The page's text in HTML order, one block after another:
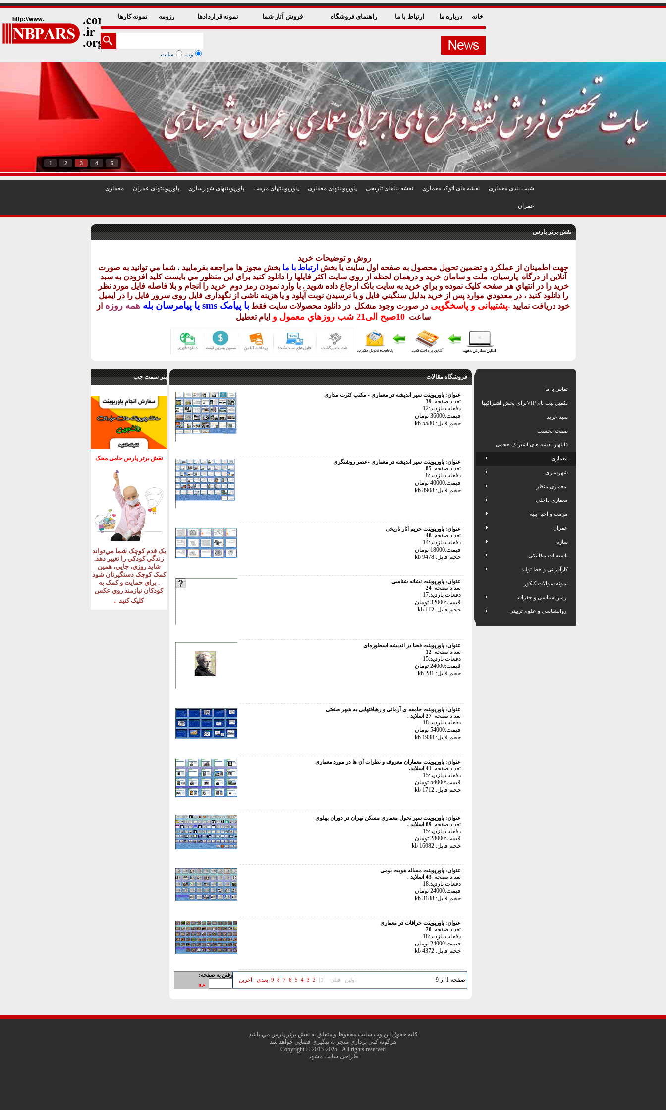
خانه درباره ما ارتباط با ما راهنمای فروشگاه فروش آثار شما نمونه قراردادها رزومه نمونه کارها
وب سایت
1 2 3 4 5
شيت بندی معماری نقشه های اتوکد معماری نقشه بناهای تاريخی پاورپوينتهای معماری پاورپوينتهای مرمت پاورپوينتهای شهرسازی پاورپوينتهای عمران معماری
عمران
نقش برتر پارس
روش و توضيحات خريد
جهت اطمينان از عملکرد و تضمين تحويل محصول به صفحه اول سايت يا بخش ارتباط با ما بخش مجوز ها مراجعه بفرماييد ، شما مي توانيد به صورت
آنلاين از درگاه پارسيان، ملت و سامان خريد و درهمان لحظه از روي سايت اکثر فايلها را دانلود کنيد براي اين منظور مي بايست کليد افزودن به سبد
خريد را در انتهاي هر صفحه کليک نموده و براي خريد به سايت بانک ارجاع داده شويد . با وارد نمودن رمز دوم خريد را انجام و بلا فاصله فايل مورد نظر
را دانلود کنيد ، در معدودي موارد پس از خريد بدليل سنگيني فايل و يا نرسيدن نوبت آپلود و يا هزينه ناشی از نگهداری فايل روی سرور فايل را در ايميل
خود دريافت نماييد -پشتيبانی و پاسخگويی در صورت وجود مشکل در دانلود محصولات سايت فقط با پيامک sms يا پيامرسان بله همه روزه از
ساعت 10صبح الی21 شب روزهاي معمول و ايام تعطيل
بنر سمت جپ
نقش برتر پارس حامی محک
يک قدم کوچک شما مي‌تواند
زندگي کودکي را تغيير دهد.
شايد روزي، جايي، همين
کمک کوچک دستگيرتان شود
. براي حمايت و کمک به
کودکان نيازمند روي عکس
کليک کنيد .
فروشگاه مقالات
عنوان: پاورپوینت سیر اندیشه در معماری - مکتب کثرت مداری
تعداد صفحه: 39
دفعات بازدید:12
قیمت:36000 تومان
حجم فایل: 5580 kb
عنوان: پاورپوینت سیر اندیشه در معماری -عصر روشنگری
تعداد صفحه: 85
دفعات بازدید:8
قیمت:40000 تومان
حجم فایل: 8908 kb
عنوان: پاورپوینت حریم آثار تاریخی
تعداد صفحه: 48
دفعات بازدید:14
قیمت:18000 تومان
حجم فایل: 9478 kb
عنوان: پاورپوینت نشانه شناسی
تعداد صفحه: 24
دفعات بازدید:17
قیمت:32000 تومان
حجم فایل: 112 kb
عنوان: پاورپوینت فضا در اندیشه اسطوره‌ای
تعداد صفحه: 12
دفعات بازدید:15
قیمت:24000 تومان
حجم فایل: 281 kb
عنوان: پاورپوینت جامعه ی آرمانی و رهیافتهایی به شهر صنعتی
تعداد صفحه: 27 اسلاید .
دفعات بازدید:18
قیمت:54000 تومان
حجم فایل: 1938 kb
عنوان: پاورپوینت معماران معروف و نظرات آن ها در مورد معماری
تعداد صفحه: 41 اسلاید.
دفعات بازدید:15
قیمت:54000 تومان
حجم فایل: 1712 kb
عنوان: پاورپوینت سير تحول معماري مسكن تهران در دوران پهلوي
تعداد صفحه: 89 اسلاید .
دفعات بازدید:15
قیمت:28000 تومان
حجم فایل: 16082 kb
عنوان: پاورپوینت مساله هويت بومى
تعداد صفحه: 43 اسلاید .
دفعات بازدید:18
قیمت:24000 تومان
حجم فایل: 3188 kb
عنوان: پاورپوینت خرافات در معماری
تعداد صفحه: 70
دفعات بازدید:18
قیمت:24000 تومان
حجم فایل: 4372 kb
صفحه 1 از 9 اولين قبلي [1]
2
3
4
5
6
7
8
9 بعدي آخرين
رفتن به صفحه:
برو
تماس با ما
تکمیل ثبت نام VIPبرای بخش اشتراکیها
سبد خرید
صفحه نخست
فایلهاو نقشه های اشتراک حجمی
معماری
شهرسازی
معماری منظر
معماری داخلی
مرمت و احیا ابنیه
عمران
سازه
تاسیسات مکانیکی
کارآفرینی و خط تولید
نمونه سوالات کنکور
زمین شناسی و جغرافیا
روانشناسي و علوم تربيتي
کليه حقوق اين وب سايت محفوظ و متعلق به نقش برتر پارس مي باشد
هرگونه کپی برداری منجر به پیگیری قضایی خواهد شد
Copyright © 2013-2025 - All rights reserved
طراحی سایت مشهد